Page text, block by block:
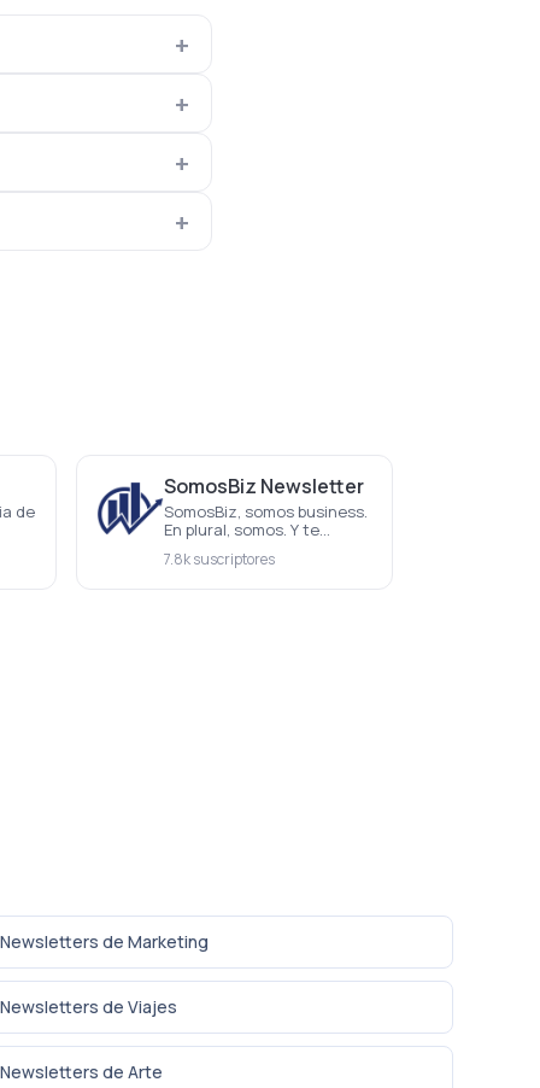
de
SomosBiz Newsletter
SomosBiz, somos business.
En plural, somos. Y te
7.8k suscriptores
Newsletters de Marketing
Newsletters de Viajes
Newsletters de Arte